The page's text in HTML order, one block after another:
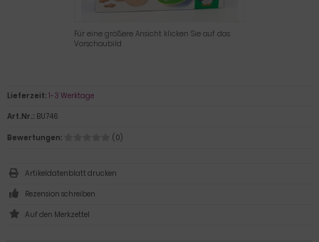
Für eine größere Ansicht klicken Sie auf das
Vorschaubild
Lieferzeit: 1-3 Werktage
Art.Nr.: BU746
Bewertungen:
(0)
Artikeldatenblatt drucken
Rezension schreiben